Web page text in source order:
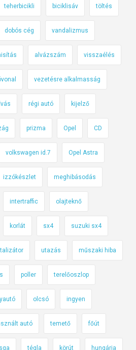
teherbicikli biciklisáv töltés
dobós cég vandalizmus
alvázszám visszaélés
vezetésre alkalmasság
régi autó kijelző
prizma Opel CD
volkswagen id.7 Opel Astra
izzókészlet meghibásodás
intertraffic olajteknő
korlát sx4 suzuki sx4
utazás műszaki hiba
poller terelőoszlop
olcsó ingyen
autó temető főút
tégla körút hungária